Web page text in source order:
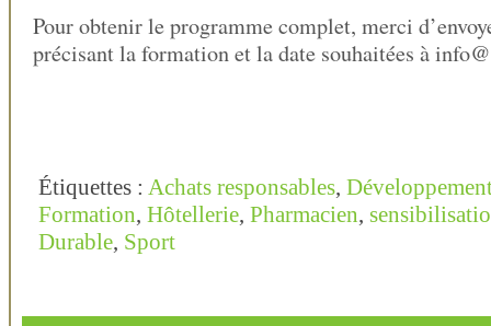
Pour obtenir le programme complet, merci
précisant la formation et la date souhaitées à
Étiquettes : Achats responsables,
Formation, Hôtellerie, Pharmacien,
Durable, Sport